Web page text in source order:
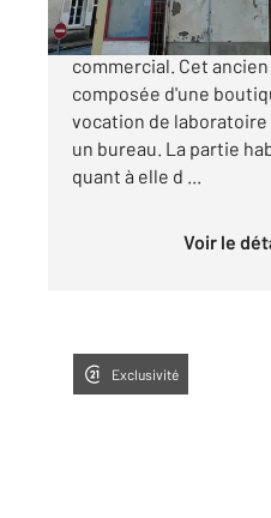
Dans le bourg
commercial. Cet
composée d'une
vocation de
un bureau. La partie
quant à elle d ...
Voir le
Exclusivité